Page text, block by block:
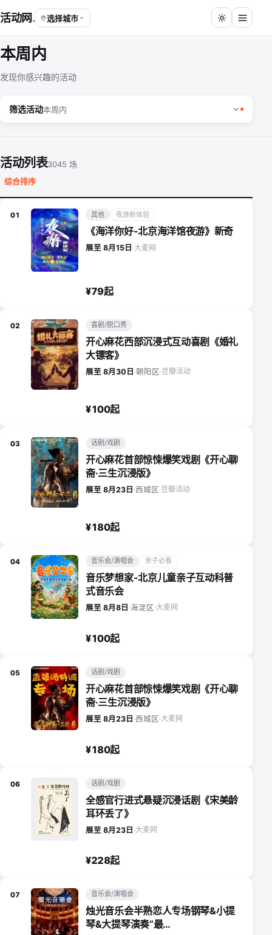
活动网 选择城市
本周内
发现你感兴趣的活动
筛选活动本周内
活动列表3045 场
综合排序
01 其他 夜游新体验
《海洋你好-北京海洋馆夜游》新奇
展至 8月15日 ·大麦网
¥79起
02 喜剧/脱口秀
开心麻花西部沉浸式互动喜剧《婚礼
大镖客》
展至 8月30日 ·朝阳区·豆瓣活动
¥100起
03 话剧/戏剧
开心麻花首部惊悚爆笑戏剧《开心聊
斋·三生沉浸版》
展至 8月23日 ·西城区·豆瓣活动
¥180起
04 音乐会/演唱会 亲子必看
音乐梦想家-北京儿童亲子互动科普
式音乐会
展至 8月8日 ·海淀区·大麦网
¥100起
05 话剧/戏剧
开心麻花首部惊悚爆笑戏剧《开心聊
斋·三生沉浸版》
展至 8月23日 ·西城区·大麦网
¥180起
06 话剧/戏剧
全感官行进式悬疑沉浸话剧《宋美龄
耳环丢了》
展至 8月23日 ·大麦网
¥228起
07 音乐会/演唱会
烛光音乐会半熟恋人专场钢琴&小提
琴&大提琴演奏“最…